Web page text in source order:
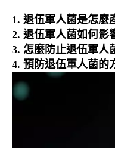
1. 退伍軍人菌是怎麼
2. 退伍軍人菌如何影
3. 怎麼防止退伍軍人
4. 預防退伍軍人菌的